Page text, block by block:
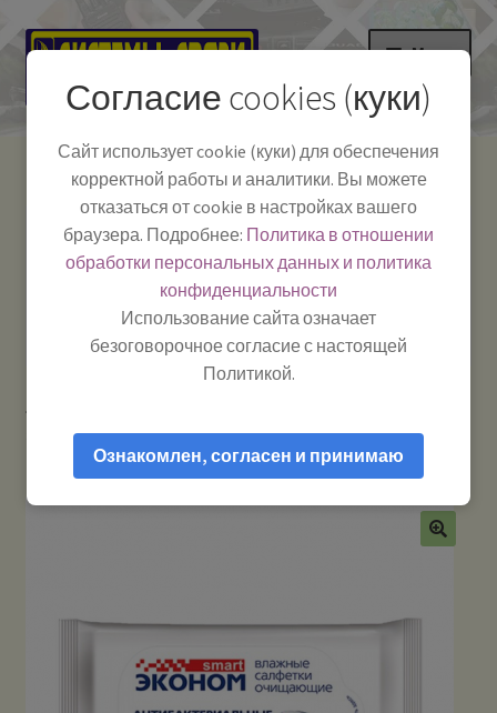
Перейти
навигации
Перейти
содержимому
Меню
Как пользоваться
Полезная информация
Мой аккаунт
Системы Связи:
г. Красноярск, ул.
Работаем:Пн-Пт:
10:00–18:00
-
Телефон:+7-
391-249-1040
Тел.|WA|Telegram:
+79029904090
Эконом smart №15 Влажные салфетки антибактериальные
Согласие cookies (куки)
Сайт использует cookie (куки) для обеспечения
корректной работы и аналитики. Вы можете
отказаться от cookie в настройках вашего
браузера. Подробнее: Политика в отношении
обработки персональных данных и политика
конфиденциальности
Использование сайта означает
безоговорочное согласие с настоящей
Политикой.
Ознакомлен, согласен и принимаю